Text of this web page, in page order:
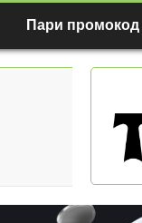
Пари промокод